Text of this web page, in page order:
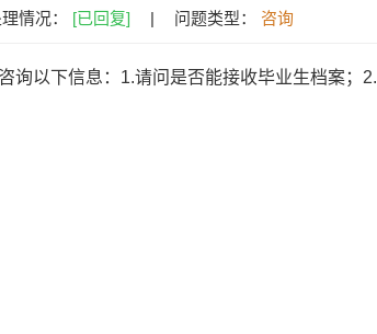
情况： [已回复] | 问题类型： 咨询
询以下信息：1.请问是否能接收毕业生档案；2.